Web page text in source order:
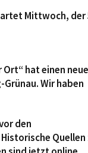
Mittwoch, der
hat einen
Wir haben
den
Quellen